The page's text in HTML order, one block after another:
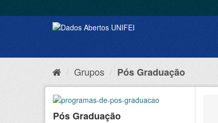
Grupos Pós Graduação
Pós Graduação